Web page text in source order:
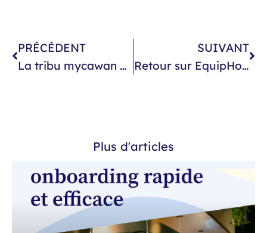
PRÉCÉDENT
La tribu mycawan participera au salon EquipHotel du 3 au 7 novembre 2024 !
SUIVANT
Retour sur EquipHotel et pourquoi mycawan est une solution pertinente pour le secteur de l’hôtellerie ?
Plus d'articles